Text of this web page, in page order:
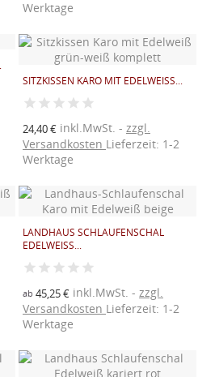
Werktage
SITZKISSEN KARO MIT EDELWEISS...
24,40 € inkl.MwSt.
zzgl.
Versandkosten Lieferzeit: 1-2
Werktage
LANDHAUS SCHLAUFENSCHAL
EDELWEISS...
ab 45,25 € inkl.MwSt.
zzgl.
Versandkosten Lieferzeit: 1-2
Werktage